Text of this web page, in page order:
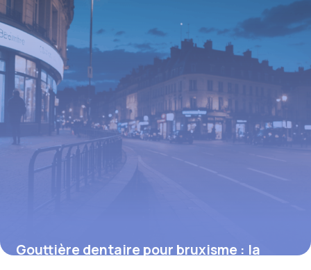
Gouttière dentaire pour bruxisme : la